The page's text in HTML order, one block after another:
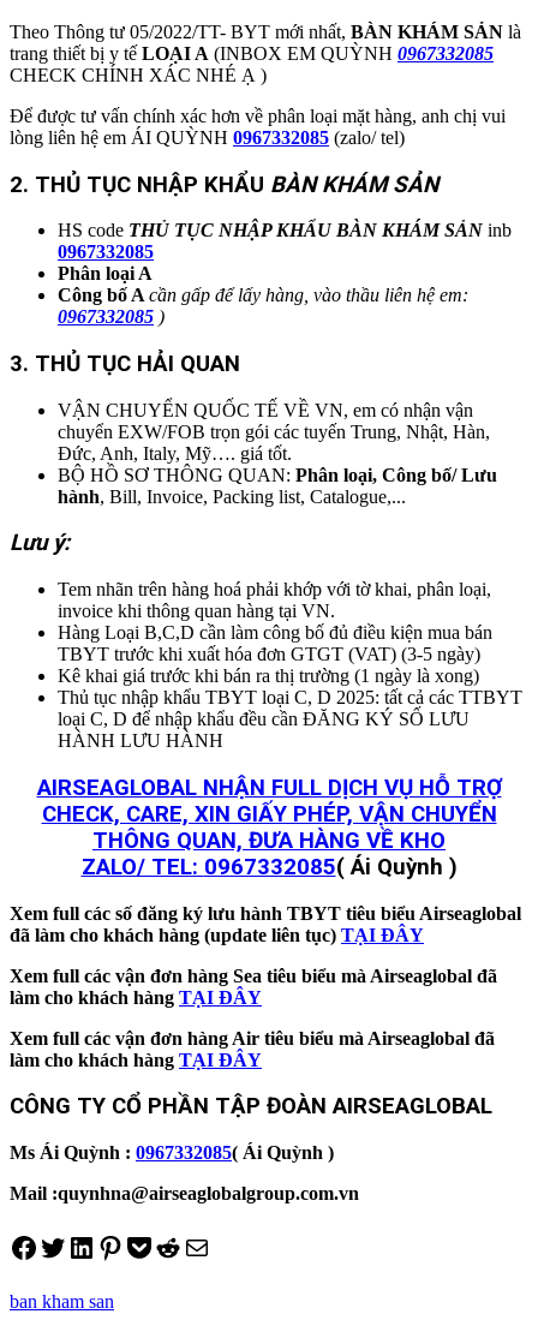
Theo Thông tư 05/2022/TT- BYT mới nhất, BÀN KHÁM SẢN là
trang thiết bị y tế LOẠI A (INBOX EM QUỲNH 0967332085
CHECK CHÍNH XÁC NHÉ Ạ )
Để được tư vấn chính xác hơn về phân loại mặt hàng, anh chị vui
lòng liên hệ em ÁI QUỲNH 0967332085 (zalo/ tel)
2. THỦ TỤC NHẬP KHẨU BÀN KHÁM SẢN
HS code THỦ TỤC NHẬP KHẨU BÀN KHÁM SẢN inb
0967332085
Phân loại A
Công bố A cần gấp để lấy hàng, vào thầu liên hệ em:
0967332085 )
3. THỦ TỤC HẢI QUAN
VẬN CHUYỂN QUỐC TẾ VỀ VN, em có nhận vận
chuyển EXW/FOB trọn gói các tuyến Trung, Nhật, Hàn,
Đức, Anh, Italy, Mỹ…. giá tốt.
BỘ HỒ SƠ THÔNG QUAN: Phân loại, Công bố/ Lưu
hành, Bill, Invoice, Packing list, Catalogue,...
Lưu ý:
Tem nhãn trên hàng hoá phải khớp với tờ khai, phân loại,
invoice khi thông quan hàng tại VN.
Hàng Loại B,C,D cần làm công bố đủ điều kiện mua bán
TBYT trước khi xuất hóa đơn GTGT (VAT) (3-5 ngày)
Kê khai giá trước khi bán ra thị trường (1 ngày là xong)
Thủ tục nhập khẩu TBYT loại C, D 2025: tất cả các TTBYT
loại C, D để nhập khẩu đều cần ĐĂNG KÝ SỐ LƯU
HÀNH LƯU HÀNH
AIRSEAGLOBAL NHẬN FULL DỊCH VỤ HỖ TRỢ
CHECK, CARE, XIN GIẤY PHÉP, VẬN CHUYỂN
THÔNG QUAN, ĐƯA HÀNG VỀ KHO
ZALO/ TEL: 0967332085( Ái Quỳnh )
Xem full các số đăng ký lưu hành TBYT tiêu biểu Airseaglobal
đã làm cho khách hàng (update liên tục) TẠI ĐÂY
Xem full các vận đơn hàng Sea tiêu biểu mà Airseaglobal đã
làm cho khách hàng TẠI ĐÂY
Xem full các vận đơn hàng Air tiêu biểu mà Airseaglobal đã
làm cho khách hàng TẠI ĐÂY
CÔNG TY CỔ PHẦN TẬP ĐOÀN AIRSEAGLOBAL
Ms Ái Quỳnh : 0967332085( Ái Quỳnh )
Mail :quynhna@airseaglobalgroup.com.vn
Share on Facebook
Tweet on Twitter
Share on LinkedIn
Pin on Pinterest
Save to pocket
Share on Reddit
Share via Email
ban kham san